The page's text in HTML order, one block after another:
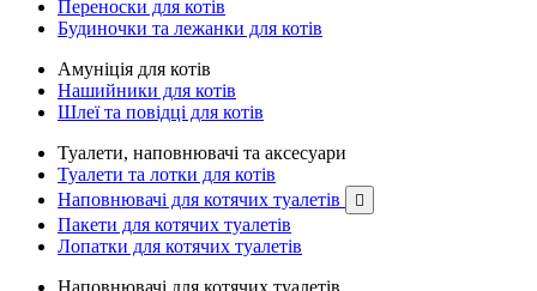
Переноски для котів
Будиночки та лежанки для котів
Амуніція для котів
Нашийники для котів
Шлеї та повідці для котів
Туалети, наповнювачі та аксесуари
Туалети та лотки для котів
Наповнювачі для котячих туалетів

Пакети для котячих туалетів
Лопатки для котячих туалетів
Наповнювачі для котячих туалетів